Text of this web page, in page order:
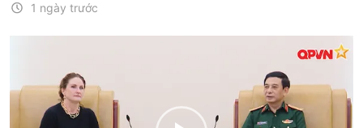
1 ngày trước